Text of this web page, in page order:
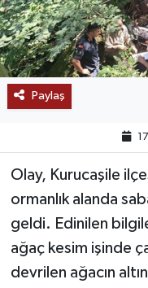
Paylaş
Olay, Kurucaşile
ormanlık alanda
geldi. Edinilen
ağaç kesim işinde
devrilen ağacın
EĞİTİM
BÖLGE
KEŞFET
DÜNYA
TREND